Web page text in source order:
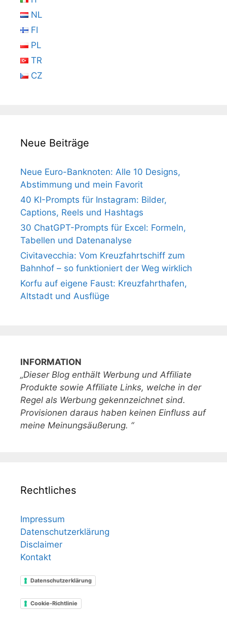
NL
FI
PL
TR
CZ
Neue Beiträge
Neue Euro-Banknoten: Alle 10 Designs,
Abstimmung und mein Favorit
40 KI-Prompts für Instagram: Bilder,
Captions, Reels und Hashtags
30 ChatGPT-Prompts für Excel: Formeln,
Tabellen und Datenanalyse
Civitavecchia: Vom Kreuzfahrtschiff zum
Bahnhof – so funktioniert der Weg wirklich
Korfu auf eigene Faust: Kreuzfahrthafen,
Altstadt und Ausflüge
INFORMATION
„Dieser Blog enthält Werbung und Affiliate
Produkte sowie Affiliate Links, welche in der
Regel als Werbung gekennzeichnet sind.
Provisionen daraus haben keinen Einfluss auf
meine Meinungsäußerung. “
Rechtliches
Impressum
Datenschutzerklärung
Disclaimer
Kontakt
Datenschutzerklärung
Cookie-Richtlinie